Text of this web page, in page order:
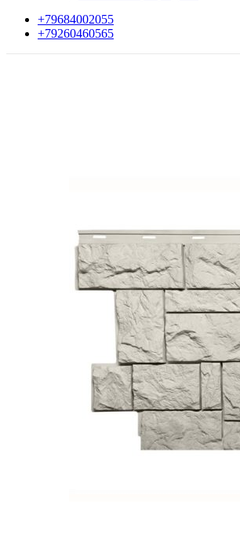
+79684002055
+79260460565